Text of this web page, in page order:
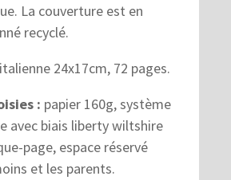
La couverture est en
recyclé.
24x17cm, 72 pages.
: papier 160g, système
avec biais liberty wiltshire
page, espace réservé
et les parents.